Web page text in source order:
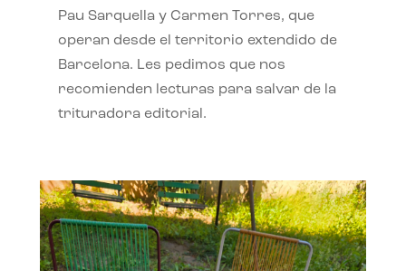
Pau Sarquella y Carmen Torres, que
operan desde el territorio extendido de
Barcelona. Les pedimos que nos
recomienden lecturas para salvar de la
trituradora editorial.